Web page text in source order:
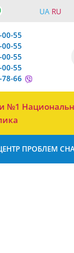
UA RU
55
55
55
55
66
№1
ПРОБЛЕМ